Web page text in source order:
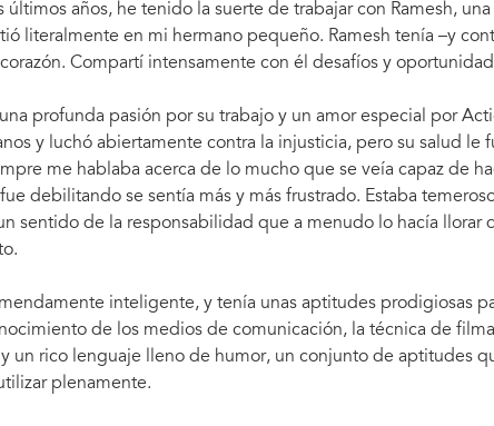
últimos años, he tenido la suerte de trabajar con Ramesh,
literalmente en mi hermano pequeño. Ramesh tenía –y
Compartí intensamente con él desafíos y
una profunda pasión por su trabajo y un amor especial por
y luchó abiertamente contra la injusticia, pero su salud le
me hablaba acerca de lo mucho que se veía capaz de
debilitando se sentía más y más frustrado. Estaba
sentido de la responsabilidad que a menudo lo hacía llorar
inteligente, y tenía unas aptitudes prodigiosas
de los medios de comunicación, la técnica de
y un rico lenguaje lleno de humor, un conjunto de aptitudes
plenamente.